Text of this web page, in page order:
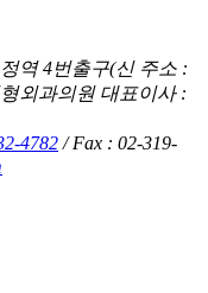
역 4번출구(신 주소 :
외과의원 대표이사 :
4782 / Fax : 02-319-